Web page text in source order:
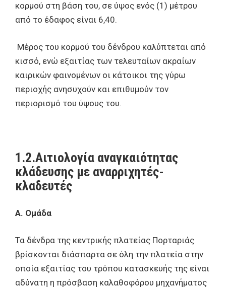
κορμού στη βάση του, σε ύψος ενός (1) μέτρου
από το έδαφος είναι 6,40.
Μέρος του κορμού του δένδρου καλύπτεται από
κισσό, ενώ εξαιτίας των τελευταίων ακραίων
καιρικών φαινομένων οι κάτοικοι της γύρω
περιοχής ανησυχούν και επιθυμούν τον
περιορισμό του ύψους του.
1.2.Αιτιολογία αναγκαιότητας
κλάδευσης με αναρριχητές-
κλαδευτές
Α. Ομάδα
Τα δένδρα της κεντρικής πλατείας Πορταριάς
βρίσκονται διάσπαρτα σε όλη την πλατεία στην
οποία εξαιτίας του τρόπου κατασκευής της είναι
αδύνατη η πρόσβαση καλαθοφόρου μηχανήματος